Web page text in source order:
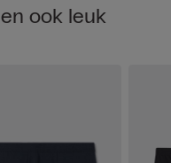
ook leuk